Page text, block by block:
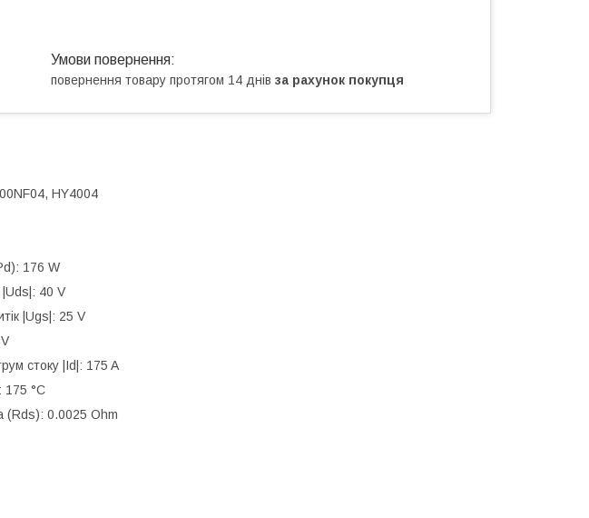
повернення товару протягом 14 днів за рахунок покупця
HY4004
176 W
|Uds|: 40 V
|Ugs|: 25 V
стоку |Id|: 175 A
175 °C
(Rds): 0.0025 Ohm